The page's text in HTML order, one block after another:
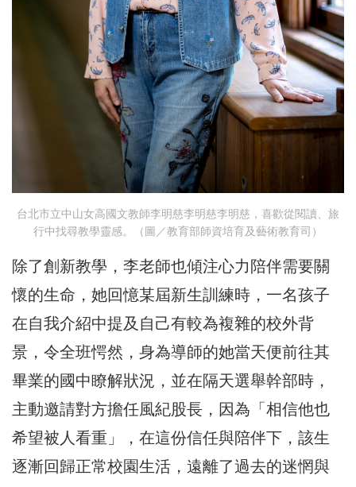
台北市立中山女高國文教師李明慈李明慈李明慈，喜歡從閱讀、旅
行中找尋教學靈感。（圖／教育部師資培育及藝術教育司）
除了創新教學，李老師也傾注心力陪伴需要關
懷的生命，她回憶某屆新生訓練時，一名孩子
在自我介紹中提及自己有較為複雜的校外背
景，令全班愕然，身為導師的她當天便前往其
畢業的國中瞭解狀況，並在隔天選舉幹部時，
主動邀請對方擔任風紀股長，因為「相信他也
希望被人看重」，在這份信任與陪伴下，該生
逐漸回歸正常校園生活，遠離了過去的迷惘與